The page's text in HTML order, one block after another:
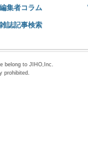
編集者コラム
雑誌記事検索
belong to JIHO,Inc.
prohibited.